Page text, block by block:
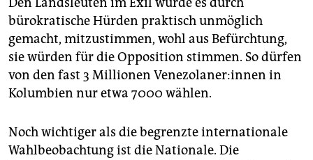
bürokratische Hürden praktisch unmöglich
gemacht, mitzustimmen, wohl aus Befürchtung,
sie würden für die Opposition stimmen. So dürfen
von den fast 3 Millionen Ve­ne­zo­la­ne­r:in­nen in
Kolumbien nur etwa 7000 wählen.
Noch wichtiger als die begrenzte internationale
Wahlbeobachtung ist die Nationale. Die